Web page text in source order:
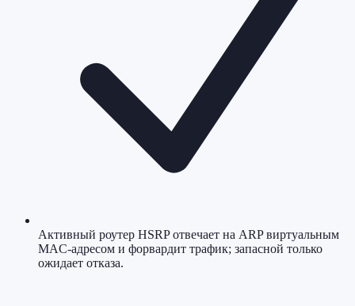
Активный роутер HSRP отвечает на ARP виртуальным
MAC-адресом и форвардит трафик; запасной только
ожидает отказа.